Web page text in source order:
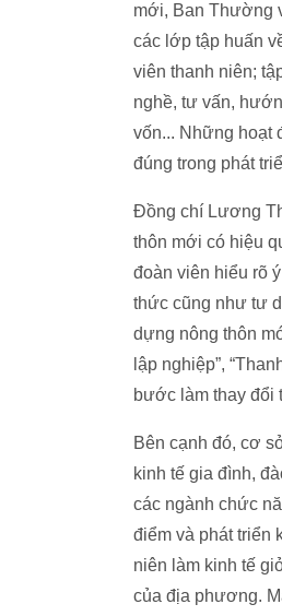
mới, Ban Thường
các lớp tập huấn
viên thanh niên;
nghề, tư vấn,
vốn... Những hoạt
đúng trong phát
Đồng chí Lương
thôn mới có hiệu
đoàn viên hiểu rõ
thức cũng như tư
dựng nông thôn
lập nghiệp”,
bước làm thay đổi
Bên cạnh đó, cơ
kinh tế gia đình,
các ngành chức
điểm và phát triển
niên làm kinh tế
của địa phương.